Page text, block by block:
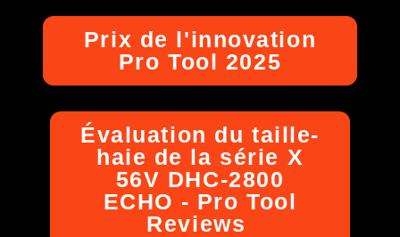
Prix de l'innovation
Pro Tool 2025
Évaluation du taille-
haie de la série X
56V DHC-2800
ECHO - Pro Tool
Reviews